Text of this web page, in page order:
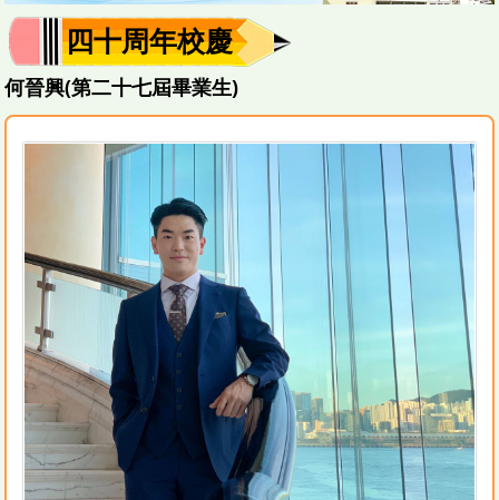
四十周年校慶
何晉興(第二十七屆畢業生)